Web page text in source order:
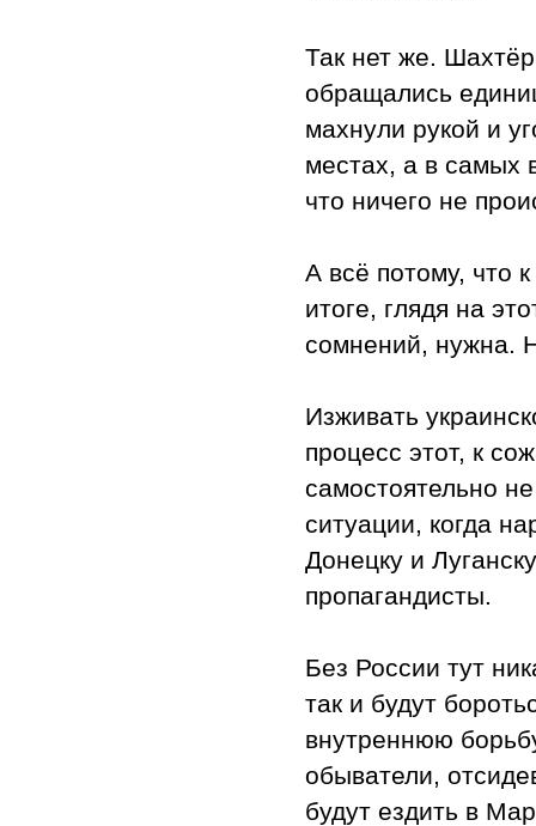
Так нет же.
обращались
махнули рукой и
местах, а в самых
что ничего не
А всё потому, что
итоге, глядя на
сомнений, нужна.
Изживать
процесс этот, к
самостоятельно
ситуации, когда
Донецку и
пропагандисты.
Без России тут
так и будут
внутреннюю
обыватели,
будут ездить в